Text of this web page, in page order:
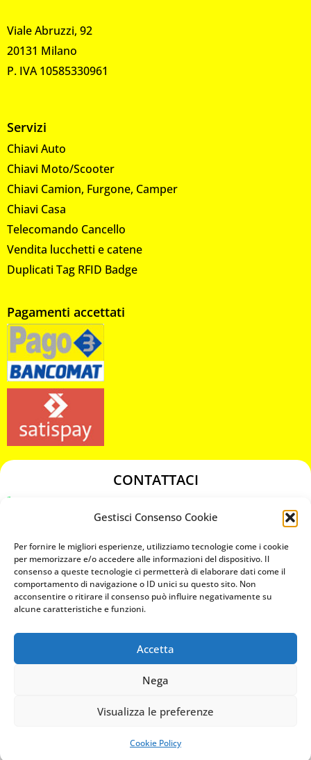
Gestisci Consenso Cookie
Per fornire le migliori esperienze, utilizziamo tecnologie come i cookie
per memorizzare e/o accedere alle informazioni del dispositivo. Il
consenso a queste tecnologie ci permetterà di elaborare dati come il
comportamento di navigazione o ID unici su questo sito. Non
acconsentire o ritirare il consenso può influire negativamente su
alcune caratteristiche e funzioni.
Accetta
Nega
Visualizza le preferenze
Cookie Policy
Viale Abruzzi, 92
20131 Milano
P. IVA 10585330961
Servizi
Chiavi Auto
Chiavi Moto/Scooter
Chiavi Camion, Furgone, Camper
Chiavi Casa
Telecomando Cancello
Vendita lucchetti e catene
Duplicati Tag RFID Badge
Pagamenti accettati
CONTATTACI
chiavicodificate@gmail.com
Privacy Policy
Cookie Policy
MAPS
CHIAMA ORA
PREVENTIVO IMMEDIATO